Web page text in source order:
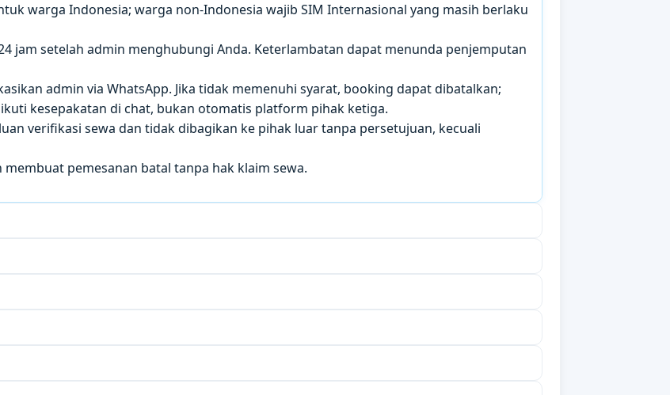
warga Indonesia; warga non-Indonesia wajib SIM Internasional yang masih berlaku
jam setelah admin menghubungi Anda. Keterlambatan dapat menunda penjemputan
admin via WhatsApp. Jika tidak memenuhi syarat, booking dapat dibatalkan;
kesepakatan di chat, bukan otomatis platform pihak ketiga.
verifikasi sewa dan tidak dibagikan ke pihak luar tanpa persetujuan, kecuali
pemesanan batal tanpa hak klaim sewa.